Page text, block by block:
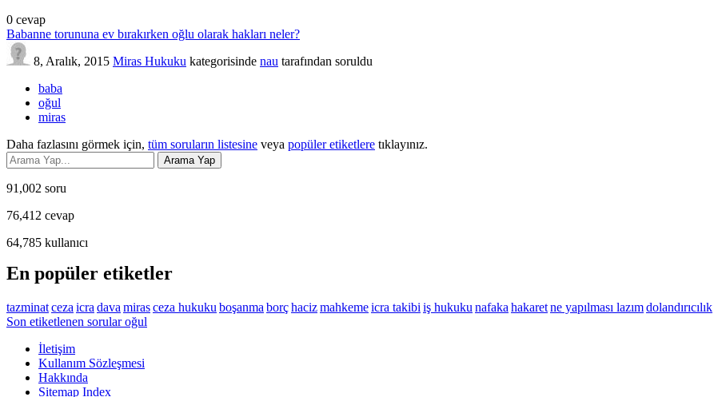
0 cevap
Babanne torununa ev bırakırken oğlu olarak hakları neler?
8, Aralık, 2015 Miras Hukuku kategorisinde nau tarafından soruldu
baba
oğul
miras
Daha fazlasını görmek için, tüm soruların listesine veya popüler etiketlere tıklayınız.
91,002 soru
76,412 cevap
64,785 kullanıcı
En popüler etiketler
tazminatceza icra dava mirasceza hukuku boşanma borçhacizmahkemeicra takibi iş hukuku nafaka hakaretne yapılması lazımdolandırıcılık
Son etiketlenen sorular oğul
İletişim
Kullanım Sözleşmesi
Hakkında
Sitemap Index